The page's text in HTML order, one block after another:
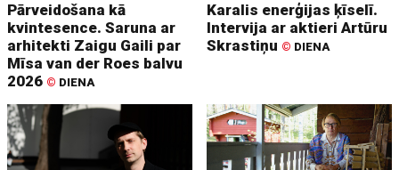
Pārveidošana kā
kvintesence. Saruna ar
arhitekti Zaigu Gaili par
Mīsa van der Roes balvu
2026 © DIENA
Karalis enerģijas ķīselī.
Intervija ar aktieri Artūru
Skrastiņu © DIENA